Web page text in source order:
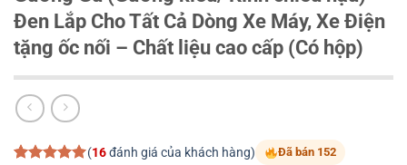
Đen Lắp Cho Tất Cả Dòng Xe Máy, Xe Điện
tặng ốc nối – Chất liệu cao cấp (Có hộp)
(16đánh giá của khách hàng) Đã bán 152